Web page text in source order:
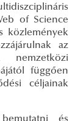
of Science
közlemények
az
nemzetközi
függően
céljainak
és